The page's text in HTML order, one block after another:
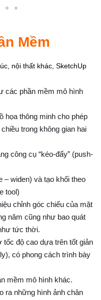
Mềm
nội thất khác, SketchUp
các phần mềm mô hình
họa thông minh cho phép
trong không gian hai
công cụ “kéo-đẩy” (push-
– widen) và tạo khối theo
tool)
chỉnh góc chiếu của mặt
năm cũng như bao quát
tức thời.
độ cao dựa trên tốt giản
có phong cách trình bày
mềm mô hình khác.
ra những hình ảnh chân